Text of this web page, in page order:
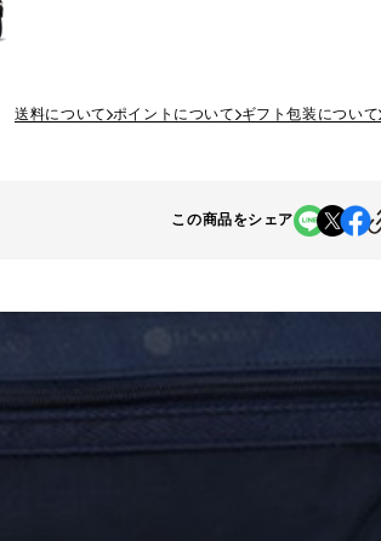
送料について ポイントについて ギフト包装について
この商品をシェア